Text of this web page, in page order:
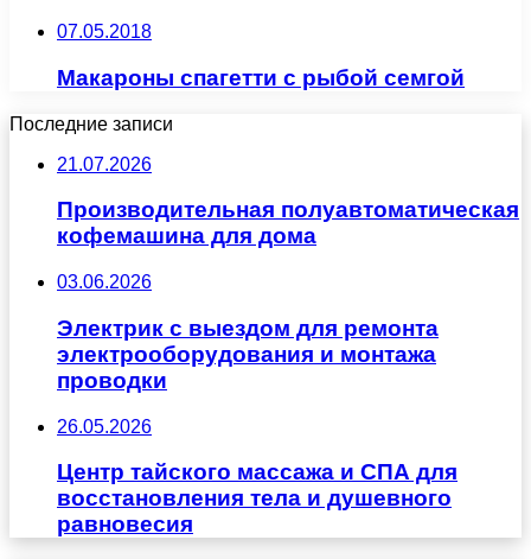
07.05.2018
Макароны спагетти с рыбой семгой
Последние записи
21.07.2026
Производительная полуавтоматическая
кофемашина для дома
03.06.2026
Электрик с выездом для ремонта
электрооборудования и монтажа
проводки
26.05.2026
Центр тайского массажа и СПА для
восстановления тела и душевного
равновесия